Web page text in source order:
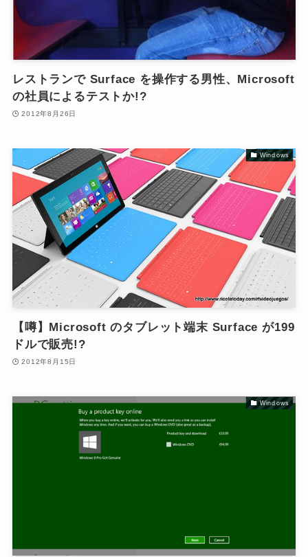
レストランで Surface を操作する男性、Microsoft
の社員によるテストか!?
2012年8月26日
Windows
【噂】Microsoft のタブレット端末 Surface が199
ドルで販売!?
2012年8月15日
Windows